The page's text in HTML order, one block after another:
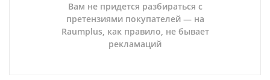
Вам не придется разбираться с
претензиями покупателей — на
Raumplus, как правило, не бывает
рекламаций